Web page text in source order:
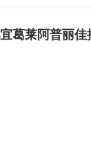
葛莱阿普丽佳